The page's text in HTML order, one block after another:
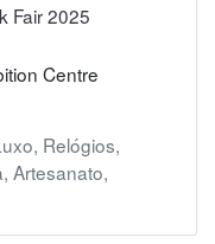
Fair 2025
Centre
, Relógios,
, Artesanato,